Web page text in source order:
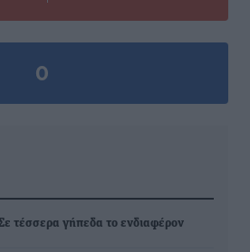
0
τέσσερα γήπεδα το ενδιαφέρον